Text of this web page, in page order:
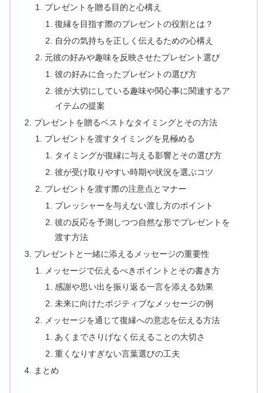
プレゼントを贈る目的と心構え
復縁を目指す際のプレゼントの役割とは？
自分の気持ちを正しく伝えるための心構え
元彼の好みや趣味を反映させたプレゼント選び
彼の好みに合ったプレゼントの選び方
彼が大切にしている趣味や関心事に関連するア
イテムの提案
プレゼントを贈るベストなタイミングとその方法
プレゼントを渡すタイミングを見極める
タイミングが復縁に与える影響とその選び方
彼が受け取りやすい時期や状況を選ぶコツ
プレゼントを渡す際の注意点とマナー
プレッシャーを与えない渡し方のポイント
彼の反応を予測しつつ自然な形でプレゼントを
渡す方法
プレゼントと一緒に添えるメッセージの重要性
メッセージで伝えるべきポイントとその書き方
感謝や思い出を振り返る一言を添える効果
未来に向けたポジティブなメッセージの例
メッセージを通じて復縁への意志を伝える方法
あくまでさりげなく伝えることの大切さ
重くなりすぎない言葉選びの工夫
まとめ